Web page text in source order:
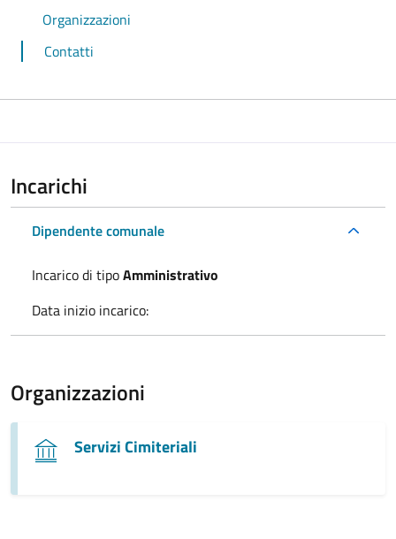
Organizzazioni
Contatti
Incarichi
Dipendente comunale
Incarico di tipoAmministrativo
Data inizio incarico:
Organizzazioni
Servizi Cimiteriali